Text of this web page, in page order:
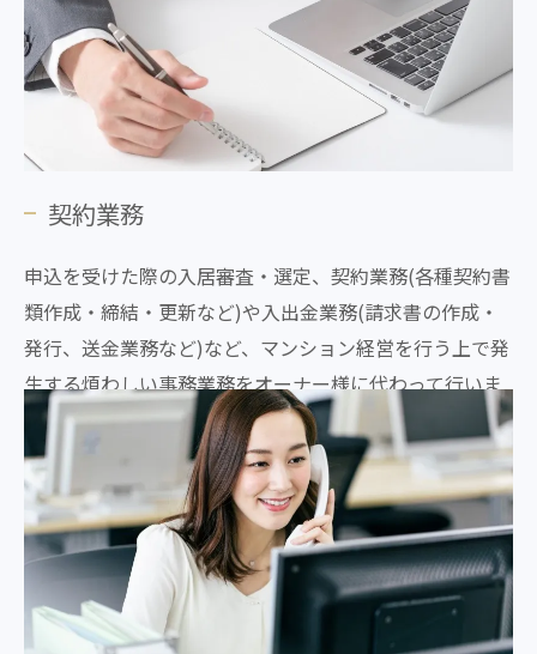
契約業務
申込を受けた際の入居審査・選定、契約業務(各種契約書
類作成・締結・更新など)や入出金業務(請求書の作成・
発行、送金業務など)など、マンション経営を行う上で発
生する煩わしい事務業務をオーナー様に代わって行いま
す。